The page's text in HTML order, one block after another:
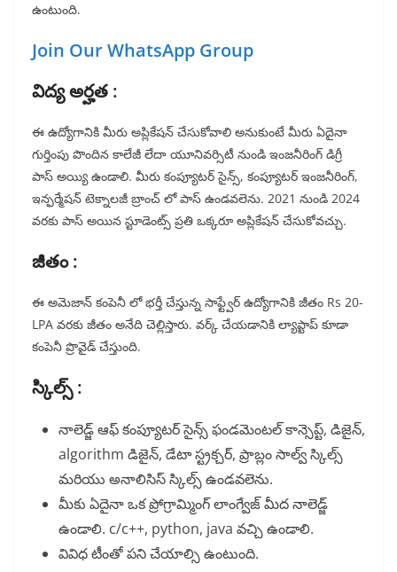
ఉంటుంది.
Join Our WhatsApp Group
విద్య అర్హత :
ఈ ఉద్యోగానికి మీరు అప్లికేషన్ చేసుకోవాలి అనుకుంటే మీరు ఏదైనా
గుర్తింపు పొందిన కాలేజీ లేదా యూనివర్సిటీ నుండి ఇంజనీరింగ్ డిగ్రీ
పాస్ అయ్యి ఉండాలి. మీరు కంప్యూటర్ సైన్స్, కంప్యూటర్ ఇంజనీరింగ్,
ఇన్ఫర్మేషన్ టెక్నాలజీ బ్రాంచ్ లో పాస్ ఉండవలెను. 2021 నుండి 2024
వరకు పాస్ అయిన స్టూడెంట్స్ ప్రతి ఒక్కరూ అప్లికేషన్ చేసుకోవచ్చు.
జీతం :
ఈ అమెజాన్ కంపెనీ లో భర్తీ చేస్తున్న సాఫ్ట్వేర్ ఉద్యోగానికి జీతం Rs 20-
LPA వరకు జీతం అనేది చెల్లిస్తారు. వర్క్ చేయడానికి ల్యాప్టాప్ కూడా
కంపెనీ ప్రొవైడ్ చేస్తుంది.
స్కిల్స్ :
నాలెడ్జ్ ఆఫ్ కంప్యూటర్ సైన్స్ ఫండమెంటల్ కాన్సెప్ట్, డిజైన్,
algorithm డిజైన్, డేటా స్ట్రక్చర్, ప్రాబ్లం సాల్వ్ స్కిల్స్
మరియు అనాలిసిస్ స్కిల్స్ ఉండవలెను.
మీకు ఏదైనా ఒక ప్రోగ్రామ్మింగ్ లాంగ్వేజ్ మీద నాలెడ్జ్
ఉండాలి. c/c++, python, java వచ్చి ఉండాలి.
వివిధ టీంతో పని చేయాల్సి ఉంటుంది.